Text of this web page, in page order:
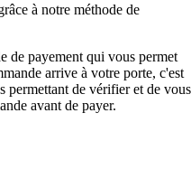
à notre méthode de
de payement qui vous permet
arrive à votre porte, c'est
permettant de vérifier et de vous
avant de payer.